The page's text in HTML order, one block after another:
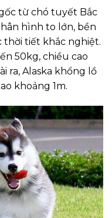
từ chó tuyết Bắc
hình to lớn, bền
thời tiết khắc nghiệt.
50kg, chiều cao
ra, Alaska khổng lồ
khoảng 1m.